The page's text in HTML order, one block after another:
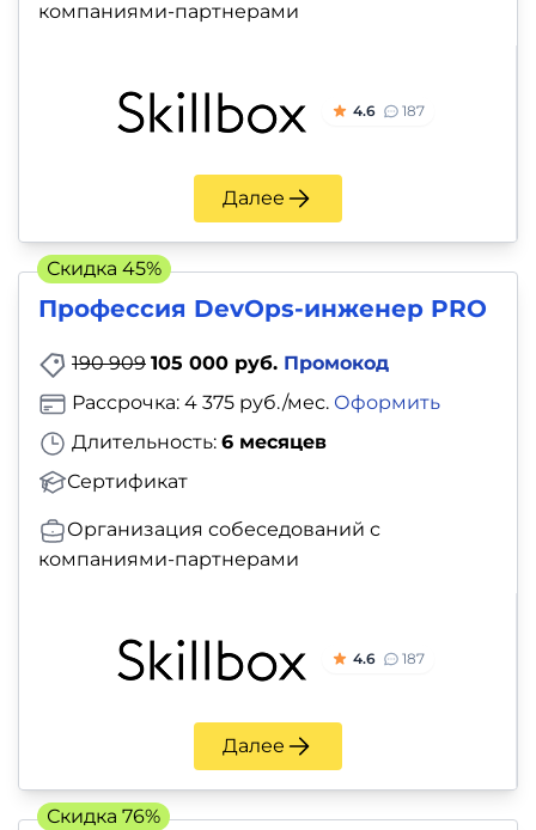
компаниями-партнерами
4.6 187
Далее
Профессия DevOps-инженер PRO
190 909 105 000 руб. Промокод
Длительность: 6 месяцев
Сертификат
Рассрочка: 4 375 руб./мес. Оформить
Организация собеседований с
компаниями-партнерами
4.6 187
Далее
Скидка 45%
Скидка 76%